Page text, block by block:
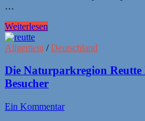
…
Weiterlesen
Allgemein /Deutschland
Die Naturparkregion
Besucher
Ein Kommentar